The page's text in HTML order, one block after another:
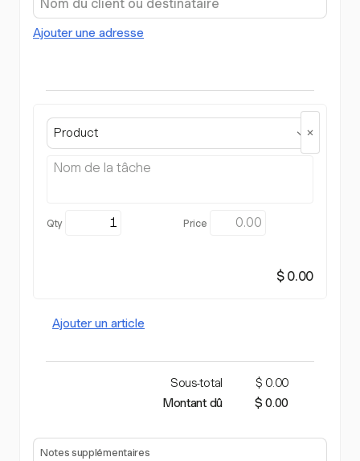
Ajouter une adresse
Product
$ 0.00
Ajouter un article
Sous-total
$ 0.00
Montant dû
$ 0.00
Notes supplémentaires